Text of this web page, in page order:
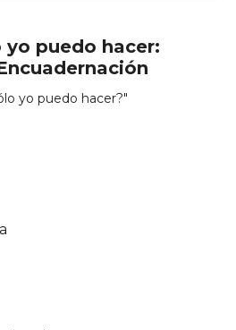
yo puedo hacer:
yo puedo hacer?"